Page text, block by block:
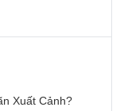
Xuất Cảnh?